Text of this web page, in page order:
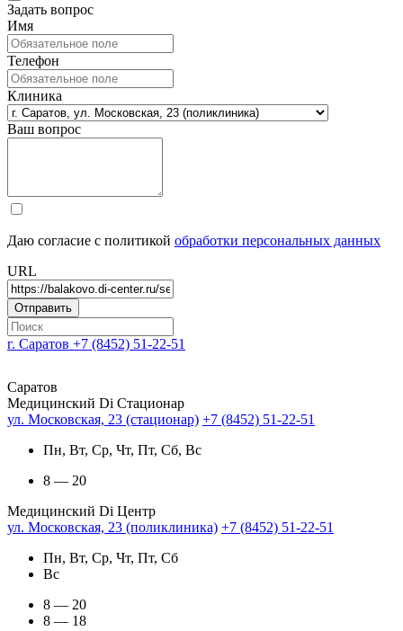
Задать вопрос
Имя
Телефон
Клиника
Ваш вопрос
Даю согласие с политикой обработки персональных данных
URL
г. Саратов +7 (8452) 51-22-51
Саратов
Медицинский Di Стационар
ул. Московская, 23 (стационар) +7 (8452) 51-22-51
Пн, Вт, Ср, Чт, Пт, Сб, Вс
8 — 20
Медицинский Di Центр
ул. Московская, 23 (поликлиника) +7 (8452) 51-22-51
Пн, Вт, Ср, Чт, Пт, Сб
Вс
8 — 20
8 — 18